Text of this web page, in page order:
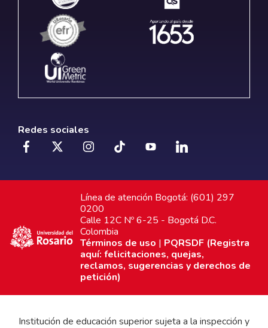
Redes sociales
Línea de atención Bogotá: (601) 297
0200
Calle 12C Nº 6-25 - Bogotá D.C.
Colombia
Términos de uso | PQRSDF (Registra
aquí: felicitaciones, quejas,
reclamos, sugerencias y derechos de
petición)
Institución de educación superior sujeta a la inspección y